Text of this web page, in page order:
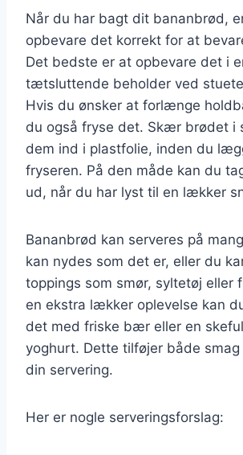
Når du har bagt dit bananbrød,
opbevare det korrekt for at
Det bedste er at opbevare det i
tætsluttende beholder ved
Hvis du ønsker at forlænge
du også fryse det. Skær brødet i
dem ind i plastfolie, inden du
fryseren. På den måde kan du
ud, når du har lyst til en lækker
Bananbrød kan serveres på
kan nydes som det er, eller du
toppings som smør, syltetøj eller
en ekstra lækker oplevelse kan
det med friske bær eller en
yoghurt. Dette tilføjer både
din servering.
Her er nogle serveringsforslag: